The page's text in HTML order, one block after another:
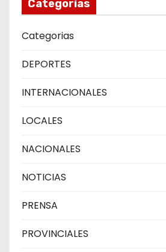
Categorías
Categorias
DEPORTES
INTERNACIONALES
LOCALES
NACIONALES
NOTICIAS
PRENSA
PROVINCIALES